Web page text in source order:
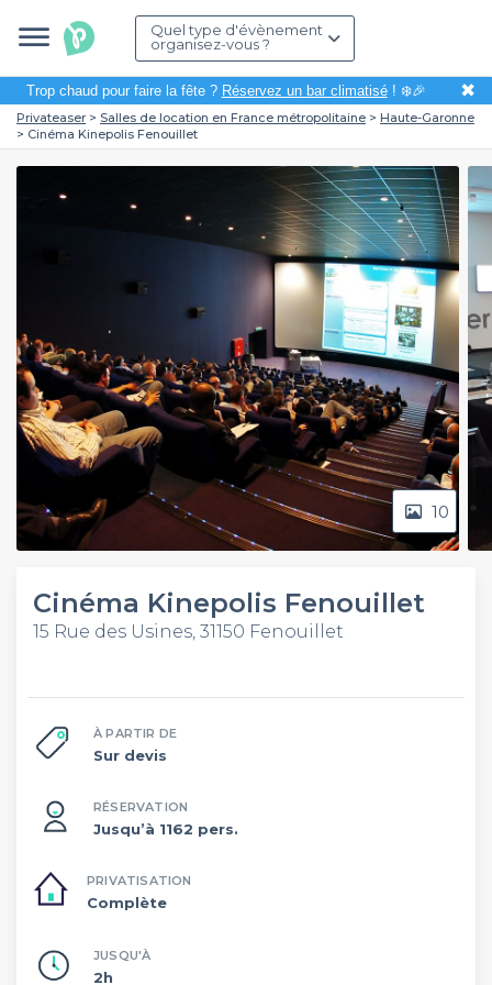
Quel type d'évènement
organisez-vous ?
Trop chaud pour faire la fête ? Réservez un bar climatisé! ❄️🎉 ✖
Privateaser Salles de location en France métropolitaine
Haute-Garonne
Cinéma Kinepolis Fenouillet
10
Cinéma Kinepolis Fenouillet
15 Rue des Usines, 31150 Fenouillet
À PARTIR DE
Sur devis
RÉSERVATION
Jusqu’à 1162 pers.
PRIVATISATION
Complète
JUSQU'À
2h